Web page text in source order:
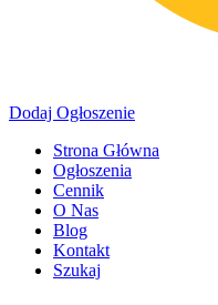
Dodaj Ogłoszenie
Strona Główna
Ogłoszenia
Cennik
O Nas
Blog
Kontakt
Szukaj